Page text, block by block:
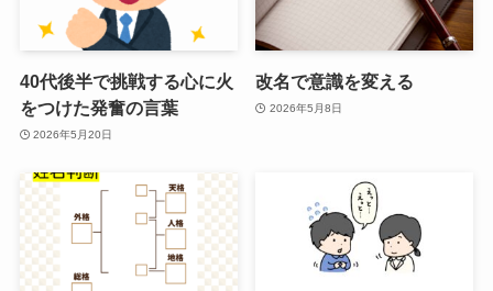
40代後半で挑戦する心に火
をつけた発奮の言葉
2026年5月20日
改名で意識を変える
2026年5月8日